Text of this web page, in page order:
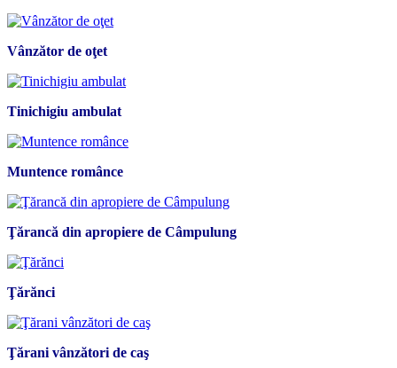
Vânzător de oţet
Tinichigiu ambulat
Muntence românce
Ţărancă din apropiere de Câmpulung
Ţărănci
Ţărani vânzători de caş